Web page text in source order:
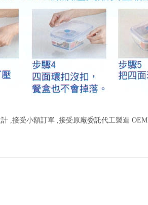
,接受小額訂單 ,接受原廠委託代工製造 OEM